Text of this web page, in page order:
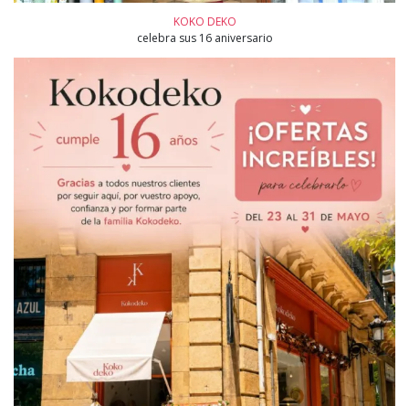
KOKO DEKO
celebra sus 16 aniversario